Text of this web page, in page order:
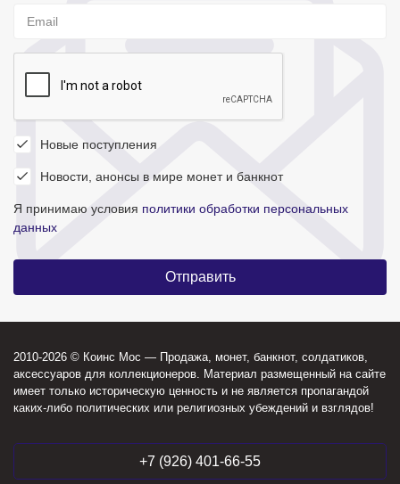
Новые поступления
Новости, анонсы в мире монет и банкнот
Я принимаю условия политики обработки персональных
данных
2010-2026 © Коинс Мос — Продажа, монет, банкнот, солдатиков,
аксессуаров для коллекционеров. Материал размещенный на сайте
имеет только историческую ценность и не является пропагандой
каких-либо политических или религиозных убеждений и взглядов!
+7 (926) 401-66-55